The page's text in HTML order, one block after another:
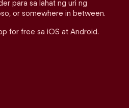
para sa lahat ng uri ng
or somewhere in between.
for free sa iOS at Android.